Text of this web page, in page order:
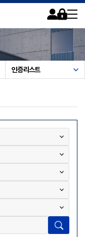
회원가입
로그인
인증리스트
검색